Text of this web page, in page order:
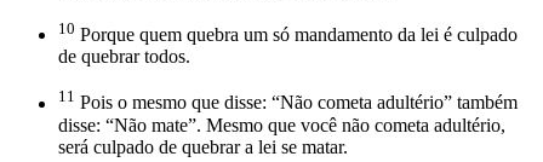
10 Porque quem quebra um só mandamento da lei é culpado
de quebrar todos.
11 Pois o mesmo que disse: “Não cometa adultério” também
disse: “Não mate”. Mesmo que você não cometa adultério,
será culpado de quebrar a lei se matar.